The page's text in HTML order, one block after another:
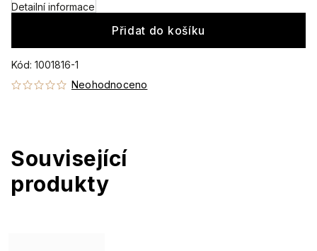
Neohodnoceno
Kód: 1001816-1
Přidat do košíku
Detailní informace
Související
produkty